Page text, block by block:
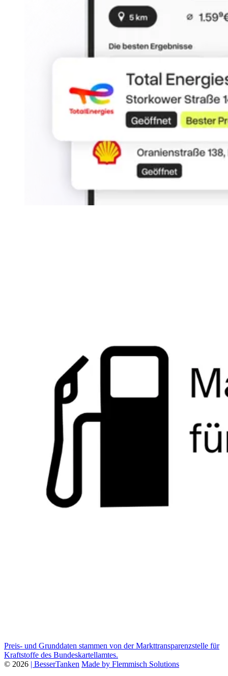
Preis- und Grunddaten stammen von der Markttransparenzstelle für
Kraftstoffe des Bundeskartellamtes.
© 2026 | BesserTanken Made by Flemmisch Solutions